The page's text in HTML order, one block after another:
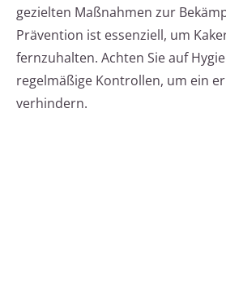
gezielten Maßnahmen zur
Prävention ist essenziell, um
fernzuhalten. Achten Sie auf
regelmäßige Kontrollen, um ein
verhindern.